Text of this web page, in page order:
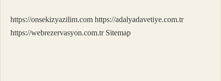
https://onsekizyazilim.com https://adalyadavetiye.com.tr
https://webrezervasyon.com.tr Sitemap